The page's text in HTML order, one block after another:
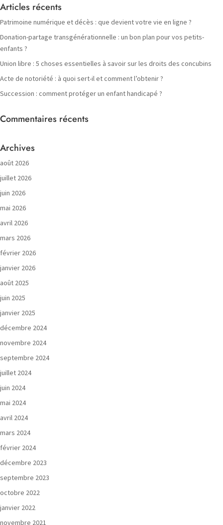
Articles récents
Patrimoine numérique et décès : que devient votre vie en ligne ?
Donation-partage transgénérationnelle : un bon plan pour vos petits-
enfants ?
Union libre : 5 choses essentielles à savoir sur les droits des concubins
Acte de notoriété : à quoi sert-il et comment l’obtenir ?
Succession : comment protéger un enfant handicapé ?
Commentaires récents
Archives
août 2026
juillet 2026
juin 2026
mai 2026
avril 2026
mars 2026
février 2026
janvier 2026
août 2025
juin 2025
janvier 2025
décembre 2024
novembre 2024
septembre 2024
juillet 2024
juin 2024
mai 2024
avril 2024
mars 2024
février 2024
décembre 2023
septembre 2023
octobre 2022
janvier 2022
novembre 2021